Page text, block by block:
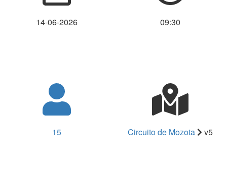
14-06-2026 09:30
15 Circuito de Mozota v5